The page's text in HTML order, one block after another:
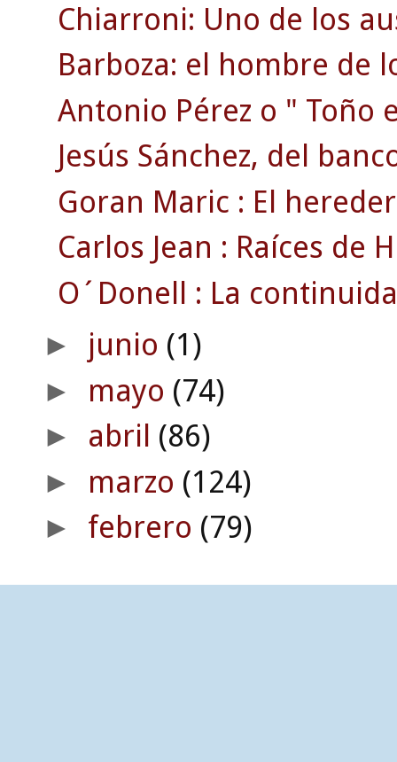
Chiarroni: Uno de los
Barboza: el hombre de
Antonio Pérez o " Toño
Jesús Sánchez, del
Goran Maric : El
Carlos Jean : Raíces de
O´Donell : La
► junio (1)
► mayo (74)
► abril (86)
► marzo (124)
► febrero (79)